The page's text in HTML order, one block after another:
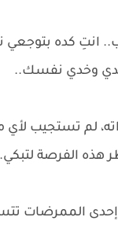
انتِ كده بتوجعي
وخدي نفسك..
لم تستجيب لأي
هذه الفرصة
إحدى الممرضات